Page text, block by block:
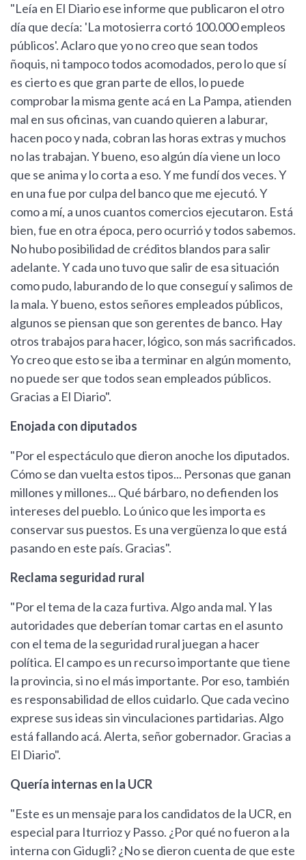
"Leía en El Diario ese informe que publicaron el otro
día que decía: 'La motosierra cortó 100.000 empleos
públicos'. Aclaro que yo no creo que sean todos
ñoquis, ni tampoco todos acomodados, pero lo que sí
es cierto es que gran parte de ellos, lo puede
comprobar la misma gente acá en La Pampa, atienden
mal en sus oficinas, van cuando quieren a laburar,
hacen poco y nada, cobran las horas extras y muchos
no las trabajan. Y bueno, eso algún día viene un loco
que se anima y lo corta a eso. Y me fundí dos veces. Y
en una fue por culpa del banco que me ejecutó. Y
como a mí, a unos cuantos comercios ejecutaron. Está
bien, fue en otra época, pero ocurrió y todos sabemos.
No hubo posibilidad de créditos blandos para salir
adelante. Y cada uno tuvo que salir de esa situación
como pudo, laburando de lo que conseguí y salimos de
la mala. Y bueno, estos señores empleados públicos,
algunos se piensan que son gerentes de banco. Hay
otros trabajos para hacer, lógico, son más sacrificados.
Yo creo que esto se iba a terminar en algún momento,
no puede ser que todos sean empleados públicos.
Gracias a El Diario".
Enojada con diputados
"Por el espectáculo que dieron anoche los diputados.
Cómo se dan vuelta estos tipos... Personas que ganan
millones y millones... Qué bárbaro, no defienden los
intereses del pueblo. Lo único que les importa es
conservar sus puestos. Es una vergüenza lo que está
pasando en este país. Gracias".
Reclama seguridad rural
"Por el tema de la caza furtiva. Algo anda mal. Y las
autoridades que deberían tomar cartas en el asunto
con el tema de la seguridad rural juegan a hacer
política. El campo es un recurso importante que tiene
la provincia, si no el más importante. Por eso, también
es responsabilidad de ellos cuidarlo. Que cada vecino
exprese sus ideas sin vinculaciones partidarias. Algo
está fallando acá. Alerta, señor gobernador. Gracias a
El Diario".
Quería internas en la UCR
"Este es un mensaje para los candidatos de la UCR, en
especial para Iturrioz y Passo. ¿Por qué no fueron a la
interna con Gidugli? ¿No se dieron cuenta de que este